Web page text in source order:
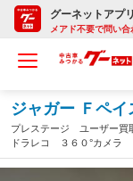
グーネットアプリ
メアド不要で問い合
ジャガー Ｆペイ
プレステージ ユーザー
ドラレコ ３６０°カメラ
ープアシスト ＤＶＤ ブ
サイドステップ 後席モニ